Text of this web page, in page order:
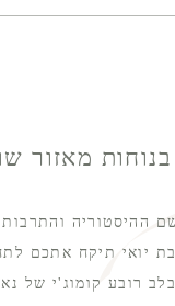
מאזור
ההיסטוריה
יואי תיקח אתכם
רובע קומוג'י של